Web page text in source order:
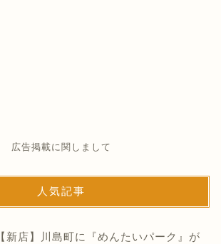
広告掲載に関しまして
人気記事
【新店】川島町に『めんたいパーク』が